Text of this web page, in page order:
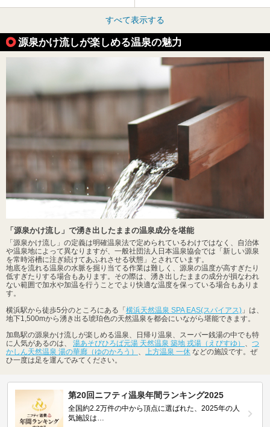
すべて表示する
源泉かけ流しが楽しめる温泉の魅力
「源泉かけ流し」で湧き出したままの温泉成分を堪能
「源泉かけ流し」の定義は明確温泉法で定められているわけではなく、自治体
や温泉地によって異なりますが、一般社団法人日本温泉協会では「新しい源泉
を常時浴槽に注ぎ続けてあふれさせる状態」とされています。
地底を流れる温泉の水脈を掘り当てる作業は難しく、源泉の温度が高すぎたり
低すぎたりする場合もあります。その際は、湧き出したままの成分が損なわれ
ない範囲で加水や加温を行うことでより快適な温度を保っている場合もありま
す。
横浜駅から徒歩5分のところにある「横浜天然温泉 SPA EAS(スパイアス) 」は、
地下1,500mから湧き出る琥珀色の天然温泉を都会にいながら堪能できます。
加島駅の源泉かけ流しが楽しめる温泉、日帰り温泉、スーパー銭湯の中でも特
に人気があるのは、 湯あそびひろば元湯 天然温泉 築地 戎湯（えびすゆ） 、 つ
かしん天然温泉 湯の華廊（ゆのかろう） 、 上方温泉 一休 などの施設です。ぜ
ひ一度は足を運んでみてください。
第20回ニフティ温泉年間ランキング2025
全国約2.2万件の中から頂点に選ばれた、2025年の人
気施設は…